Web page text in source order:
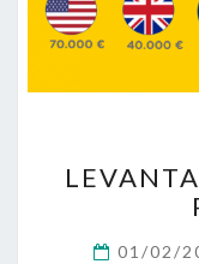
01/02/